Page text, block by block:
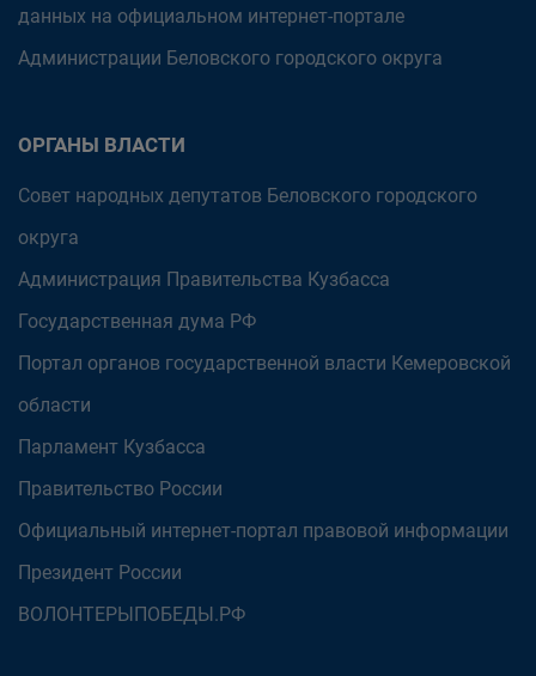
данных на официальном интернет-портале
Администрации Беловского городского округа
ОРГАНЫ ВЛАСТИ
Совет народных депутатов Беловского городского
округа
Администрация Правительства Кузбасса
Государственная дума РФ
Портал органов государственной власти Кемеровской
области
Парламент Кузбасса
Правительство России
Официальный интернет-портал правовой информации
Президент России
ВОЛОНТЕРЫПОБЕДЫ.РФ